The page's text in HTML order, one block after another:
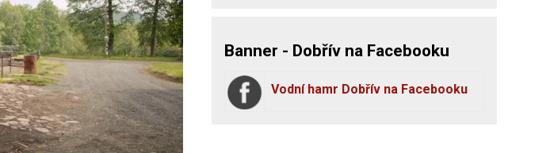
Banner - Dobřív na Facebooku
Vodní hamr Dobřív na Facebooku